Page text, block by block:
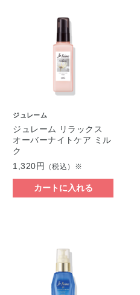
ジュレーム
ジュレーム リラックス
オーバーナイトケア ミル
ク
1,320円
（税込）※
カートに入れる